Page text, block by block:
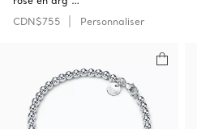
CDN$755
Personnaliser